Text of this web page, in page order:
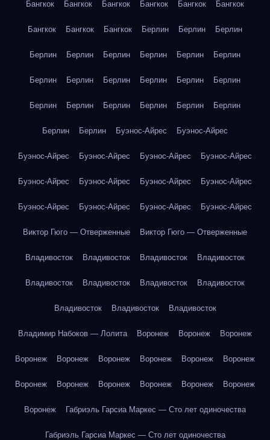
Бангкок Бангкок Бангкок Бангкок Бангкок Бангкок
Бангкок Бангкок Бангкок Берлин Берлин Берлин
Берлин Берлин Берлин Берлин Берлин Берлин
Берлин Берлин Берлин Берлин Берлин Берлин
Берлин Берлин Берлин Берлин Берлин Берлин
Берлин Берлин Буэнос-Айрес Буэнос-Айрес
Буэнос-Айрес Буэнос-Айрес Буэнос-Айрес Буэнос-Айрес
Буэнос-Айрес Буэнос-Айрес Буэнос-Айрес Буэнос-Айрес
Буэнос-Айрес Буэнос-Айрес Буэнос-Айрес Буэнос-Айрес
Виктор Гюго — Отверженные Виктор Гюго — Отверженные
Владивосток Владивосток Владивосток Владивосток
Владивосток Владивосток Владивосток Владивосток
Владивосток Владивосток Владивосток
Владимир Набоков — Лолита Воронеж Воронеж Воронеж
Воронеж Воронеж Воронеж Воронеж Воронеж Воронеж
Воронеж Воронеж Воронеж Воронеж Воронеж Воронеж
Воронеж Габриэль Гарсиа Маркес — Сто лет одиночества
Габриэль Гарсиа Маркес — Сто лет одиночества